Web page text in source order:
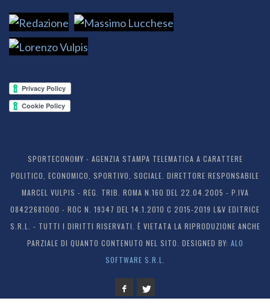
SPORTECONOMY - AGENZIA STAMPA TELEMATICA A CARATTERE
POLITICO, ECONOMICO, SPORTIVO, SOCIALE. DIRETTORE RESPONSABILE
MARCEL VULPIS - REG. TRIB. ROMA N.160 DEL 22.04.2005 - P.IVA
08422681000 - ROC N. 19347 DEL 14.1.2010 C 2015-2019 L&V EDITRICE
S.R.L. - TUTTI I DIRITTI RISERVATI. È VIETATA LA RIPRODUZIONE ANCHE
PARZIALE DI QUANTO CONTENUTO NEL SITO. DESIGNED BY: ALO
SOFTWARE S.R.L.